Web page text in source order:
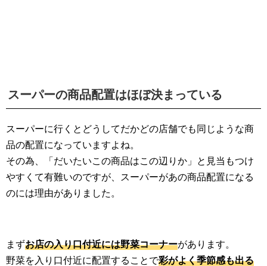
スーパーの商品配置はほぼ決まっている
スーパーに行くとどうしてだかどの店舗でも同じような商
品の配置になっていますよね。
その為、「だいたいこの商品はこの辺りか」と見当もつけ
やすくて有難いのですが、スーパーがあの商品配置になる
のには理由がありました。
まずお店の入り口付近には野菜コーナーがあります。
野菜を入り口付近に配置することで彩がよく季節感も出る